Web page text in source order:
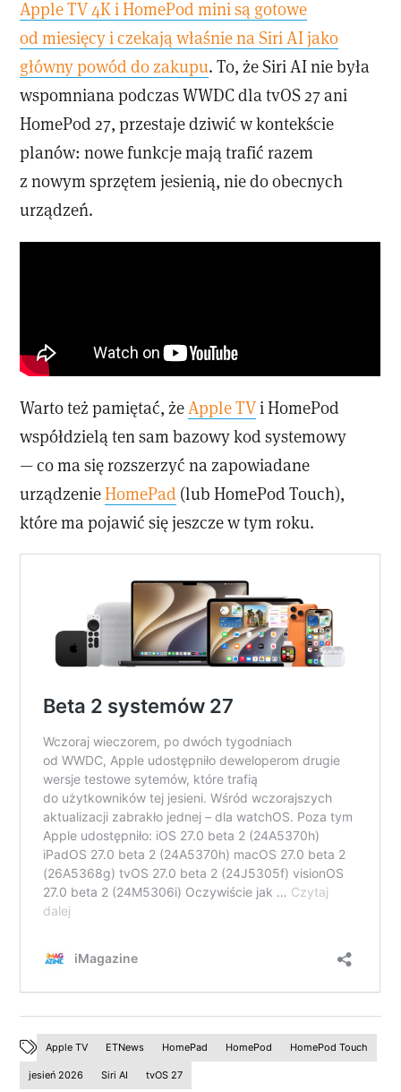
Apple TV 4K i HomePod mini są gotowe
od miesięcy i czekają właśnie na Siri AI jako
główny powód do zakupu. To, że Siri AI nie była
wspomniana podczas WWDC dla tvOS 27 ani
HomePod 27, przestaje dziwić w kontekście
planów: nowe funkcje mają trafić razem
z nowym sprzętem jesienią, nie do obecnych
urządzeń.
Warto też pamiętać, że Apple TVi HomePod
współdzielą ten sam bazowy kod systemowy
— co ma się rozszerzyć na zapowiadane
urządzenieHomePad (lub HomePod Touch),
które ma pojawić się jeszcze w tym roku.
Apple TV ETNews HomePad HomePod HomePod Touch
jesień 2026 Siri AI tvOS 27